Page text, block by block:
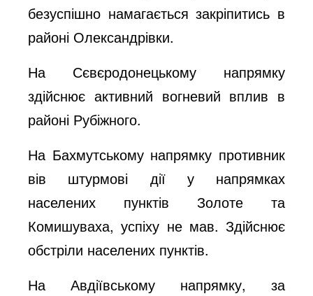
безуспішно намагається закріпитись в
районі Олександрівки.
На Сєвєродонецькому напрямку
здійснює активний вогневий вплив в
районі Рубіжного.
На Бахмутському напрямку противник
вів штурмові дії у напрямках
населених пунктів Золоте та
Комишуваха, успіху не мав. Здійснює
обстріли населених пунктів.
На Авдіївському напрямку, за